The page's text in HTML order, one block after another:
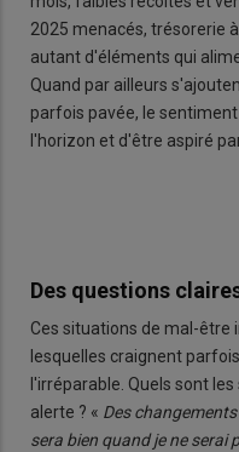
2025 menacés, trésorerie
autant d'éléments qui
Quand par ailleurs
parfois pavée, le
l'horizon et d'être aspiré
Des questions
Ces situations de mal-
lesquelles craignent
l'irréparable. Quels sont
alerte ? « Des
sera bien quand je ne serai